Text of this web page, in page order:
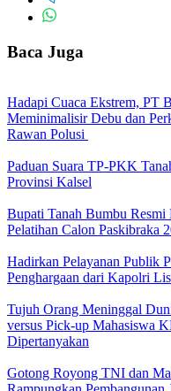
Baca Juga
Hadapi Cuaca Ekstrem, PT
Meminimalisir Debu dan
Rawan Polusi
Paduan Suara TP-PKK
Provinsi Kalsel
Bupati Tanah Bumbu Resmi
Pelatihan Calon Paskibraka
Hadirkan Pelayanan Publik
Penghargaan dari Kapolri
Tujuh Orang Meninggal
versus Pick-up Mahasiswa
Dipertanyakan
Gotong Royong TNI dan